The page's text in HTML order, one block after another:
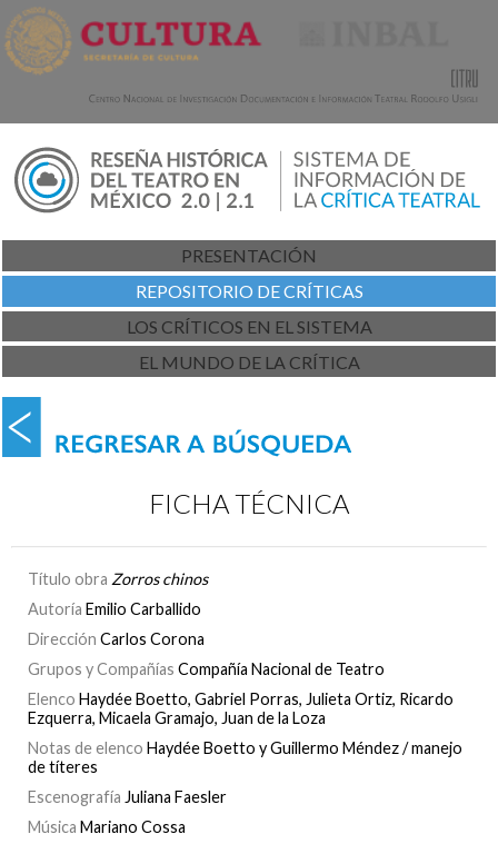
PRESENTACIÓN
REPOSITORIO DE CRÍTICAS
LOS CRÍTICOS EN EL SISTEMA
EL MUNDO DE LA CRÍTICA
FICHA TÉCNICA
Título obra Zorros chinos
Autoría Emilio Carballido
Dirección Carlos Corona
Grupos y Compañías Compañía Nacional de Teatro
Elenco Haydée Boetto, Gabriel Porras, Julieta Ortiz, Ricardo
Ezquerra, Micaela Gramajo, Juan de la Loza
Notas de elenco Haydée Boetto y Guillermo Méndez / manejo
de títeres
Escenografía Juliana Faesler
Música Mariano Cossa